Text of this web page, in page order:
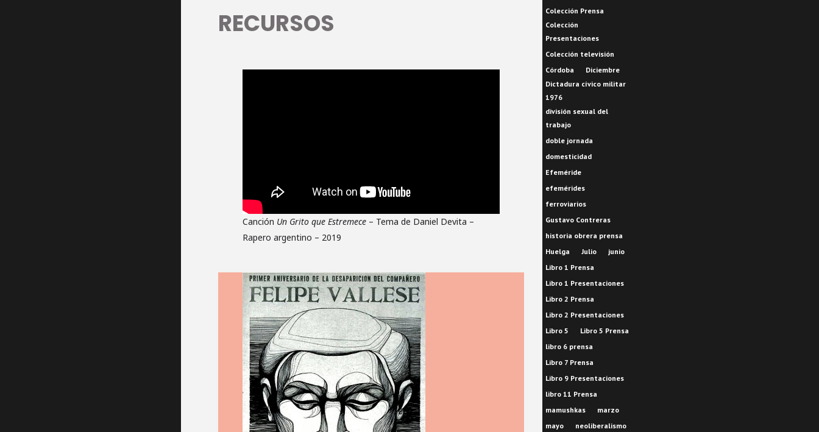
RECURSOS
Canción Un Grito que Estremece – Tema de Daniel Devita –
Rapero argentino – 2019
Colección Prensa
Colección
Presentaciones
Colección televisión
Córdoba
Diciembre
Dictadura cívico militar
1976
división sexual del
trabajo
doble jornada
domesticidad
Efeméride
efemérides
ferroviarios
Gustavo Contreras
historia obrera prensa
Huelga
Julio
junio
Libro 1 Prensa
Libro 1 Presentaciones
Libro 2 Prensa
Libro 2 Presentaciones
Libro 5
Libro 5 Prensa
libro 6 prensa
Libro 7 Prensa
Libro 9 Presentaciones
libro 11 Prensa
mamushkas
marzo
mayo
neoliberalismo